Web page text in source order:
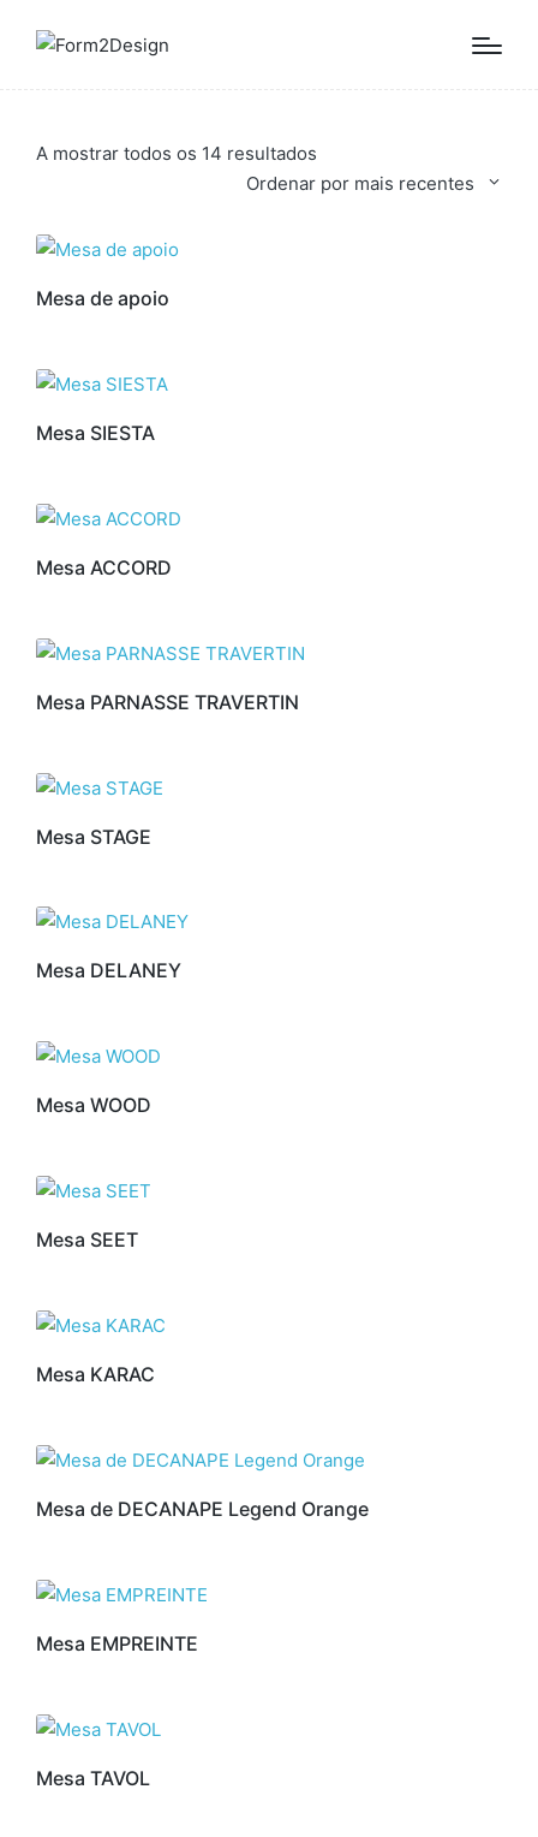
A mostrar todos os 14 resultados
por
Ordenar por mais recentes
Mesa de apoio
Mesa SIESTA
Mesa ACCORD
Mesa PARNASSE TRAVERTIN
Mesa STAGE
Mesa DELANEY
Mesa WOOD
Mesa SEET
Mesa KARAC
Mesa de DECANAPE Legend Orange
Mesa EMPREINTE
Mesa TAVOL